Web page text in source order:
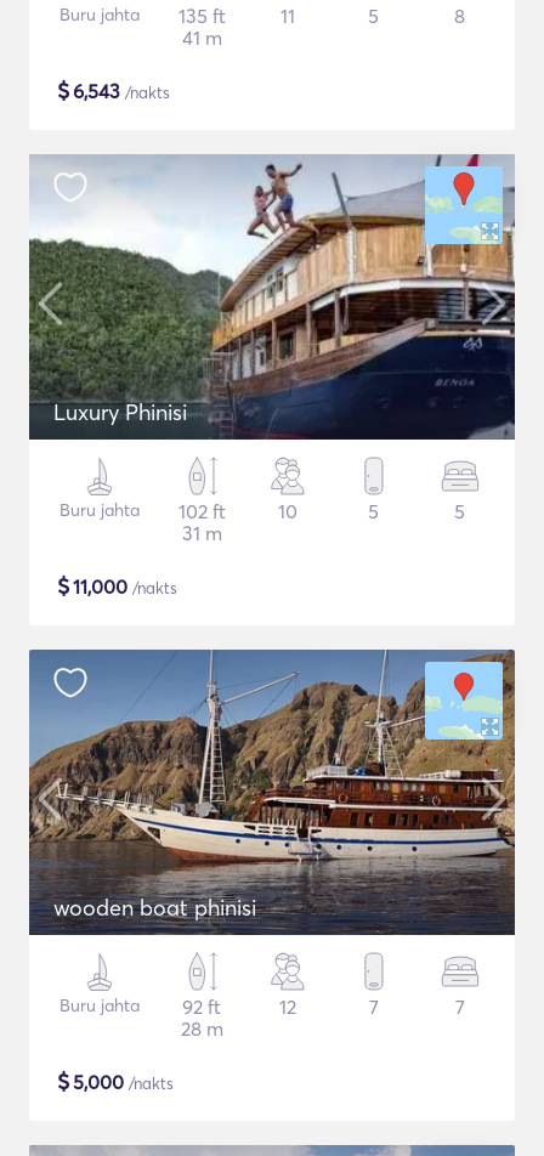
Buru jahta
135 ft
41 m
11 5 8
$6,543 /nakts
Luxury Phinisi
Buru jahta
102 ft
31 m
10 5 5
$11,000 /nakts
wooden boat phinisi
Buru jahta
92 ft
28 m
12 7 7
$5,000 /nakts